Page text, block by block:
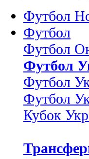
Футбол
Футбол
Футбол
Футбол
Футбол
Футбол
Кубок